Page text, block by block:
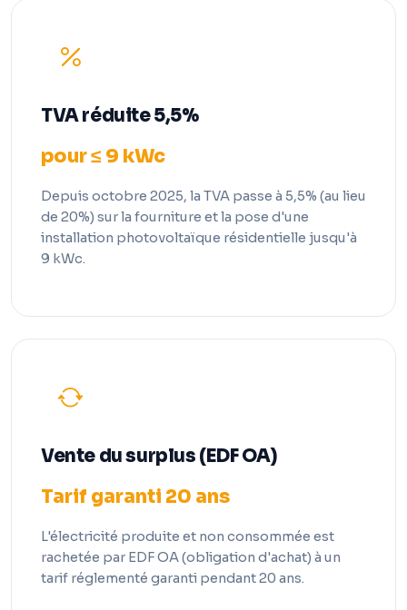
TVA réduite 5,5%
pour ≤ 9 kWc
Depuis octobre 2025, la TVA passe à 5,5% (au lieu
de 20%) sur la fourniture et la pose d'une
installation photovoltaïque résidentielle jusqu'à
9 kWc.
Vente du surplus (EDF OA)
Tarif garanti 20 ans
L'électricité produite et non consommée est
rachetée par EDF OA (obligation d'achat) à un
tarif réglementé garanti pendant 20 ans.